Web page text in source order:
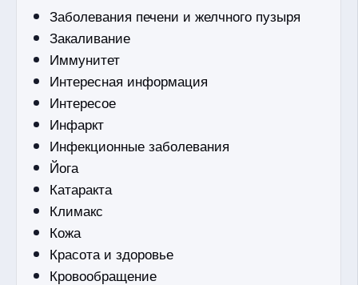
Заболевания печени и желчного пузыря
Закаливание
Иммунитет
Интересная информация
Интересое
Инфаркт
Инфекционные заболевания
Йога
Катаракта
Климакс
Кожа
Красота и здоровье
Кровообращение